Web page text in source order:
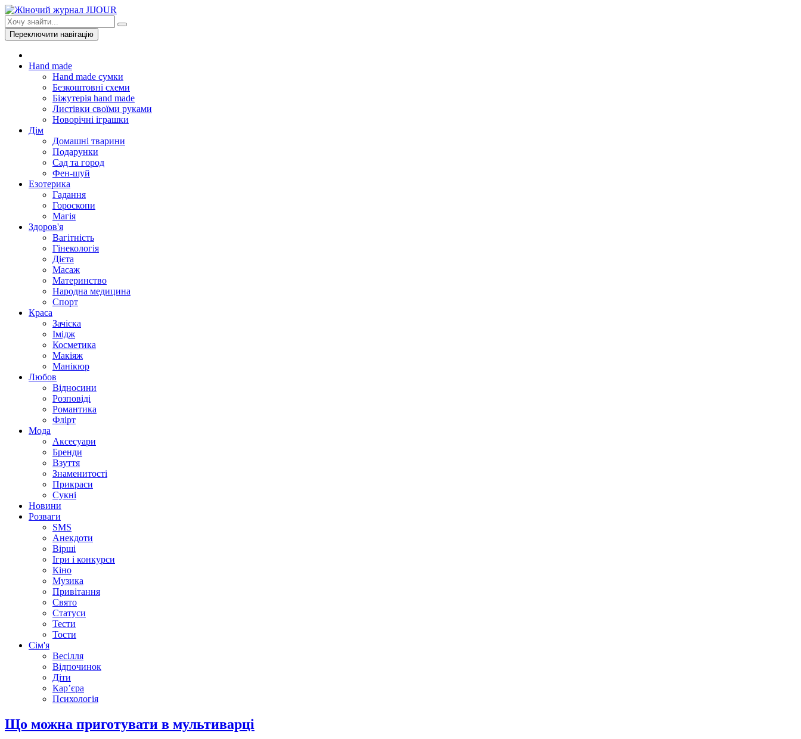
Переключити навігацію
Hand made
Hand made сумки
Безкоштовні схеми
Біжутерія hand made
Листівки своїми руками
Новорічні іграшки
Дім
Домашні тварини
Подарунки
Сад та город
Фен-шуй
Езотерика
Гадання
Гороскопи
Магія
Здоров'я
Вагітність
Гінекологія
Дієта
Масаж
Материнство
Народна медицина
Спорт
Краса
Зачіска
Імідж
Косметика
Макіяж
Манікюр
Любов
Відносини
Розповіді
Романтика
Флірт
Мода
Аксесуари
Бренди
Взуття
Знаменитості
Прикраси
Сукні
Новини
Розваги
SMS
Анекдоти
Вірші
Ігри і конкурси
Кіно
Музика
Привітання
Свято
Статуси
Тести
Тости
Сім'я
Весілля
Відпочинок
Діти
Кар’єра
Психологія
Що можна приготувати в мультиварці